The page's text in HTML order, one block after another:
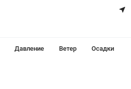
Давление Ветер Осадки